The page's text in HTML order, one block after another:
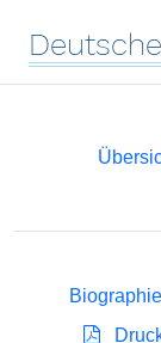
Deutsche
Biographie